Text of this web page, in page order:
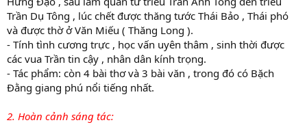
Trần Dụ Tông , lúc chết được thăng tước Thái Bảo , Thái phó
và được thờ ở Văn Miếu ( Thăng Long ).
- Tính tình cương trực , học vấn uyên thâm , sinh thời được
các vua Trần tin cậy , nhân dân kính trọng.
- Tác phẩm: còn 4 bài thơ và 3 bài văn , trong đó có Bặch
Đằng giang phú nổi tiếng nhất.
2. Hoàn cảnh sáng tác: